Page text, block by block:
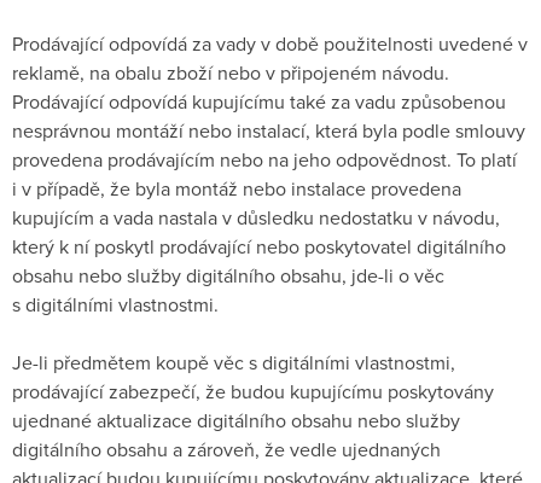
Prodávající odpovídá za vady v době použitelnosti uvedené v
reklamě, na obalu zboží nebo v připojeném návodu.
Prodávající odpovídá kupujícímu také za vadu způsobenou
nesprávnou montáží nebo instalací, která byla podle smlouvy
provedena prodávajícím nebo na jeho odpovědnost. To platí
i v případě, že byla montáž nebo instalace provedena
kupujícím a vada nastala v důsledku nedostatku v návodu,
který k ní poskytl prodávající nebo poskytovatel digitálního
obsahu nebo služby digitálního obsahu, jde-li o věc
s digitálními vlastnostmi.
Je-li předmětem koupě věc s digitálními vlastnostmi,
prodávající zabezpečí, že budou kupujícímu poskytovány
ujednané aktualizace digitálního obsahu nebo služby
digitálního obsahu a zároveň, že vedle ujednaných